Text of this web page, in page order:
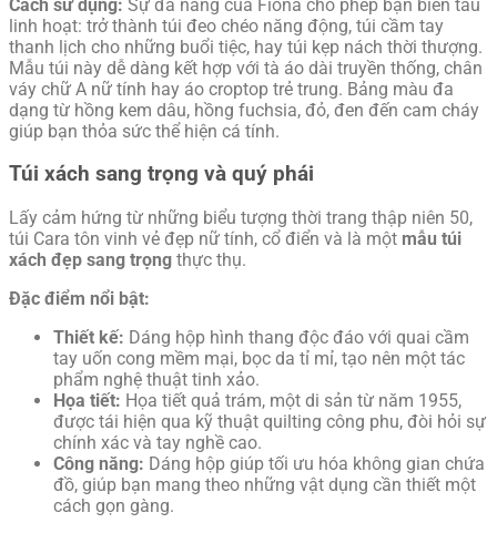
Cách sử dụng: Sự đa năng của Fiona cho phép bạn biến tấu
linh hoạt: trở thành túi đeo chéo năng động, túi cầm tay
thanh lịch cho những buổi tiệc, hay túi kẹp nách thời thượng.
Mẫu túi này dễ dàng kết hợp với tà áo dài truyền thống, chân
váy chữ A nữ tính hay áo croptop trẻ trung. Bảng màu đa
dạng từ hồng kem dâu, hồng fuchsia, đỏ, đen đến cam cháy
giúp bạn thỏa sức thể hiện cá tính.
Túi xách sang trọng và quý phái
Lấy cảm hứng từ những biểu tượng thời trang thập niên 50,
túi Cara tôn vinh vẻ đẹp nữ tính, cổ điển và là một mẫu túi
xách đẹp sang trọng thực thụ.
Đặc điểm nổi bật:
Thiết kế: Dáng hộp hình thang độc đáo với quai cầm
tay uốn cong mềm mại, bọc da tỉ mỉ, tạo nên một tác
phẩm nghệ thuật tinh xảo.
Họa tiết: Họa tiết quả trám, một di sản từ năm 1955,
được tái hiện qua kỹ thuật quilting công phu, đòi hỏi sự
chính xác và tay nghề cao.
Công năng: Dáng hộp giúp tối ưu hóa không gian chứa
đồ, giúp bạn mang theo những vật dụng cần thiết một
cách gọn gàng.